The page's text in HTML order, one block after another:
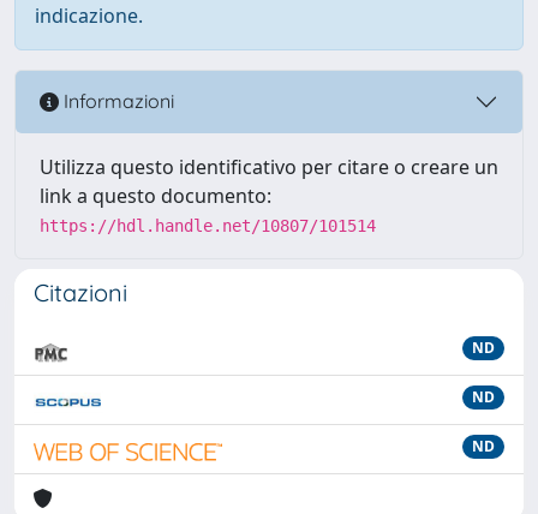
indicazione.
Informazioni
Utilizza questo identificativo per citare o creare un
link a questo documento:
https://hdl.handle.net/10807/101514
Citazioni
ND
ND
ND